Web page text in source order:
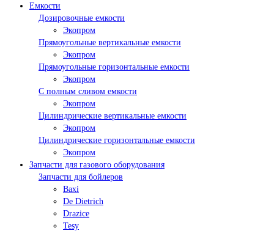
Емкости
Дозировочные емкости
Экопром
Прямоугольные вертикальные емкости
Экопром
Прямоугольные горизонтальные емкости
Экопром
С полным сливом емкости
Экопром
Цилиндрические вертикальные емкости
Экопром
Цилиндрические горизонтальные емкости
Экопром
Запчасти для газового оборудования
Запчасти для бойлеров
Baxi
De Dietrich
Drazice
Tesy